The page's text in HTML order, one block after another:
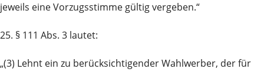
jeweils eine Vorzugsstimme gültig vergeben.“
25. § 111 Abs. 3 lautet:
„(3) Lehnt ein zu berücksichtigender Wahlwerber, der für